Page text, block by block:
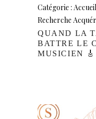
Catégorie :
Recherche
QUAND LA
BATTRE LE
MUSICIEN 🎸